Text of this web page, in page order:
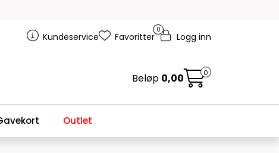
Kundeservice
0
Favoritter Logg inn
Beløp 0,00 0
Outlet